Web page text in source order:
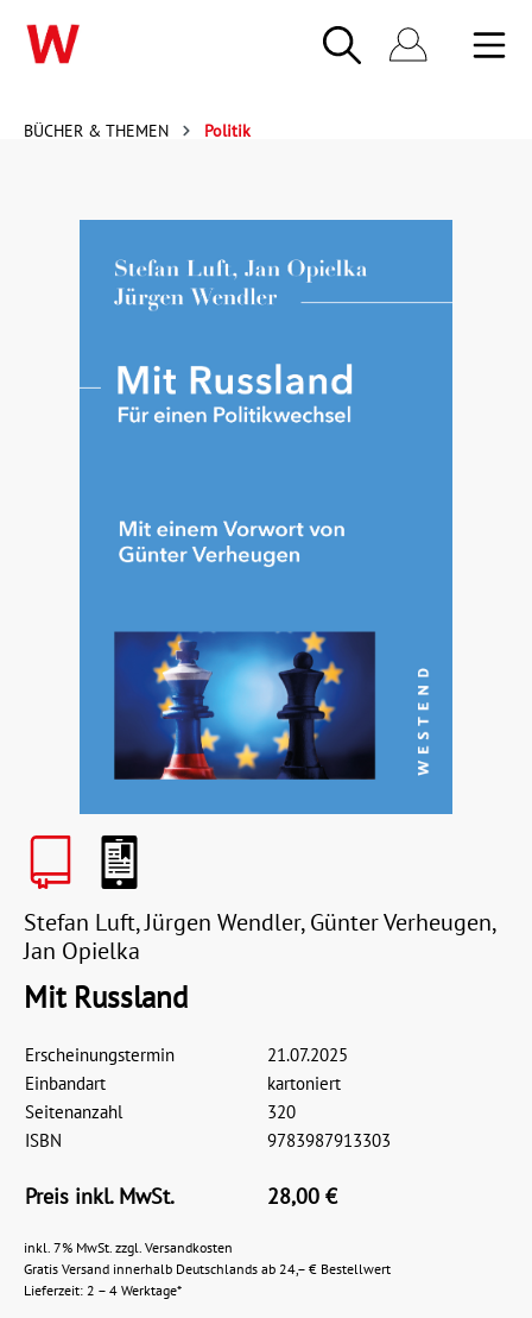
BÜCHER & THEMEN Politik
Stefan Luft, Jürgen Wendler, Günter Verheugen,
Jan Opielka
Mit Russland
Erscheinungstermin
21.07.2025
Einbandart
kartoniert
Seitenanzahl
320
ISBN
9783987913303
Preis inkl. MwSt. 28,00 €
inkl. 7% MwSt. zzgl. Versandkosten
Gratis Versand innerhalb Deutschlands ab 24,– € Bestellwert
Lieferzeit: 2 – 4 Werktage*